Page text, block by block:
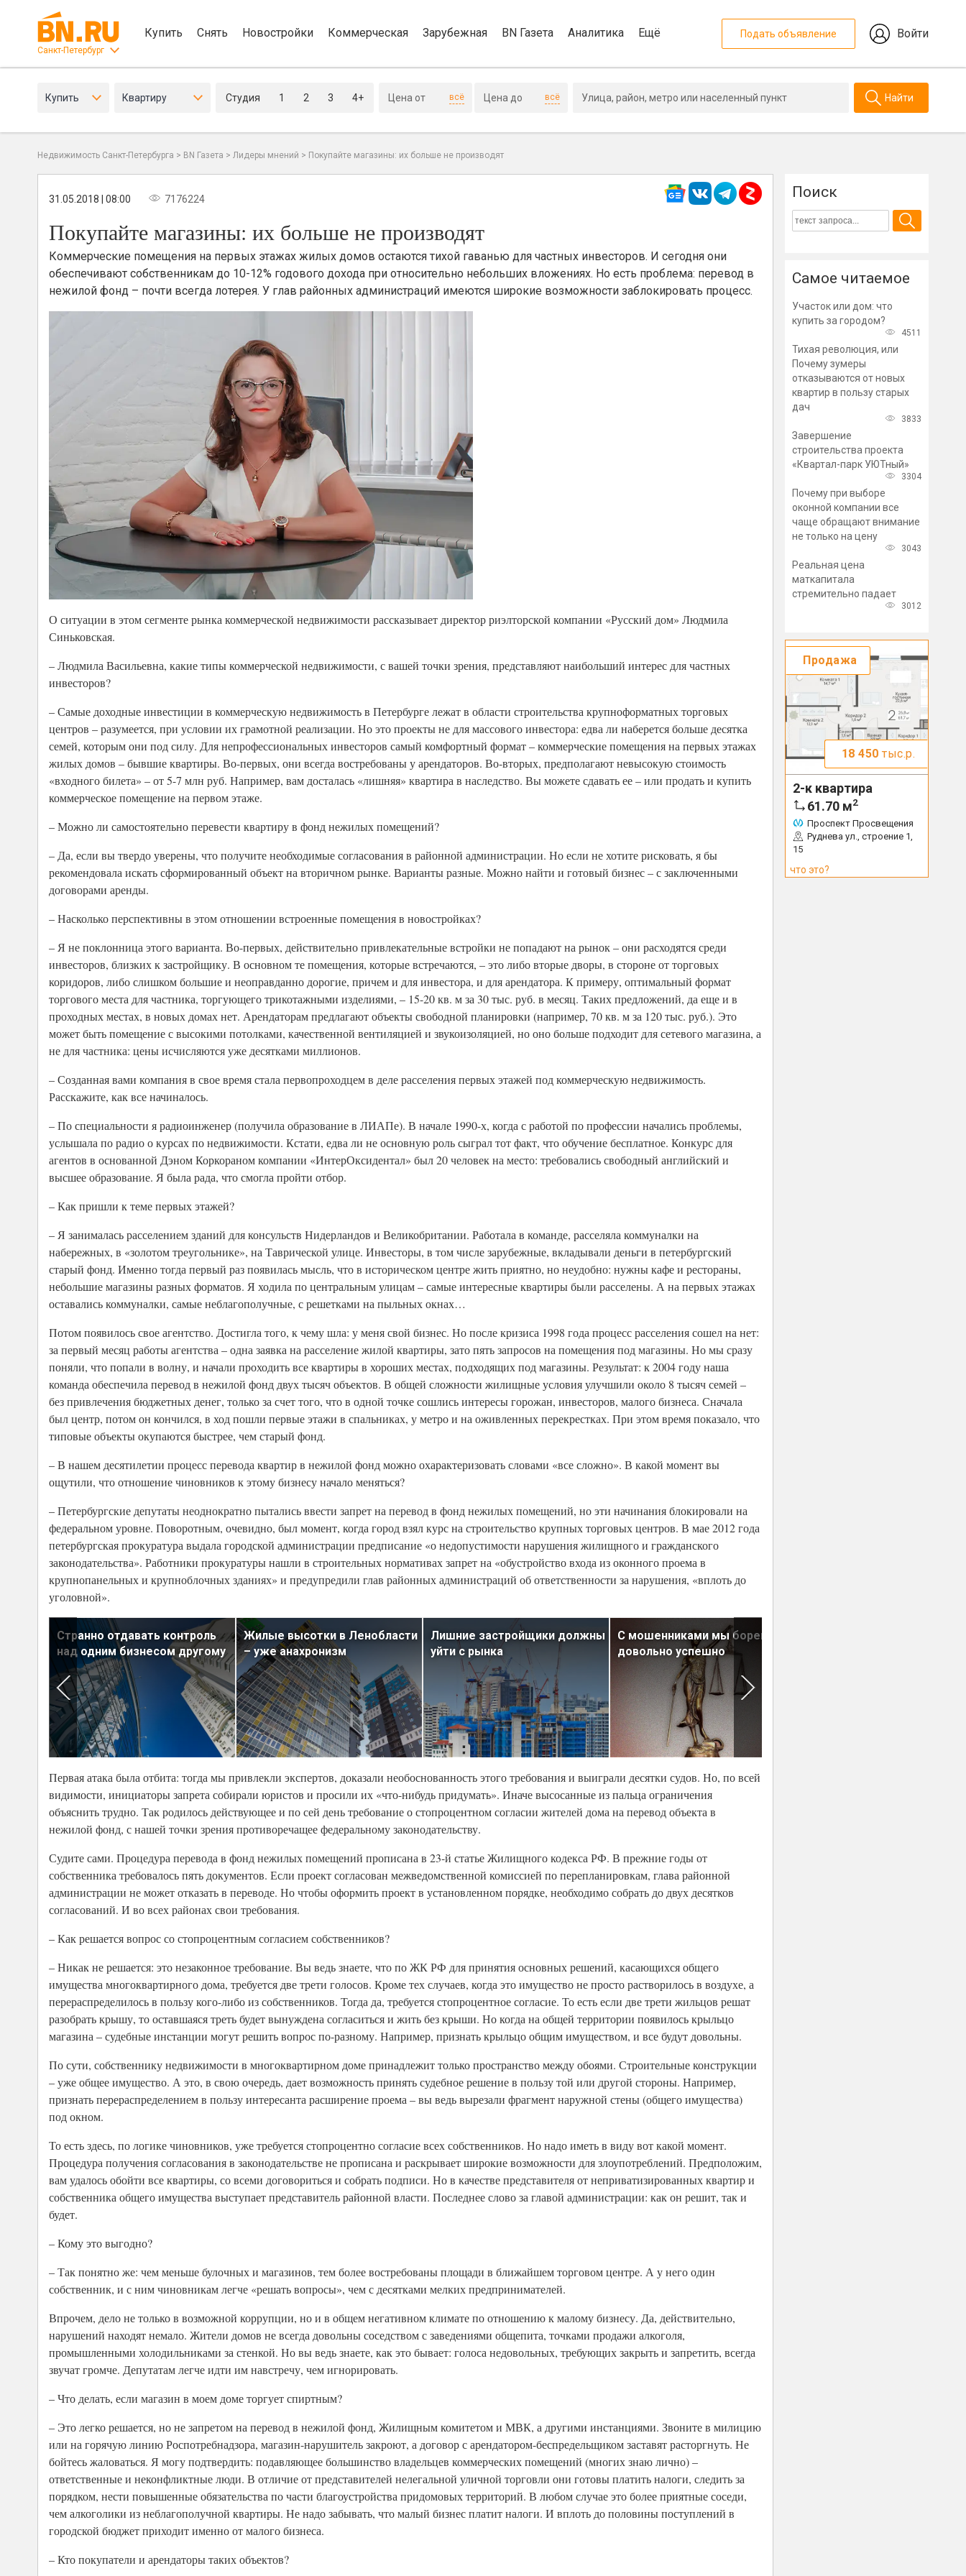
Санкт-Петербург
Купить Снять Новостройки Коммерческая Зарубежная BN Газета Аналитика Ещё Подать объявление Войти
Купить Квартиру Студия 1 2 3 4+ всё всё Найти
Недвижимость Санкт-Петербурга > BN Газета > Лидеры мнений > Покупайте магазины: их больше не производят
31.05.2018 | 08:00 7176224
Покупайте магазины: их больше не производят
Коммерческие помещения на первых этажах жилых домов остаются тихой гаванью для частных инвесторов. И сегодня они
обеспечивают собственникам до 10-12% годового дохода при относительно небольших вложениях. Но есть проблема: перевод в
нежилой фонд – почти всегда лотерея. У глав районных администраций имеются широкие возможности заблокировать процесс.
О ситуации в этом сегменте рынка коммерческой недвижимости рассказывает директор риэлторской компании «Русский дом» Людмила
Синьковская.
– Людмила Васильевна, какие типы коммерческой недвижимости, с вашей точки зрения, представляют наибольший интерес для частных
инвесторов?
– Самые доходные инвестиции в коммерческую недвижимость в Петербурге лежат в области строительства крупноформатных торговых
центров – разумеется, при условии их грамотной реализации. Но это проекты не для массового инвестора: едва ли наберется больше десятка
семей, которым они под силу. Для непрофессиональных инвесторов самый комфортный формат – коммерческие помещения на первых этажах
жилых домов – бывшие квартиры. Во-первых, они всегда востребованы у арендаторов. Во-вторых, предполагают невысокую стоимость
«входного билета» – от 5-7 млн руб. Например, вам досталась «лишняя» квартира в наследство. Вы можете сдавать ее – или продать и купить
коммерческое помещение на первом этаже.
– Можно ли самостоятельно перевести квартиру в фонд нежилых помещений?
– Да, если вы твердо уверены, что получите необходимые согласования в районной администрации. Но если не хотите рисковать, я бы
рекомендовала искать сформированный объект на вторичном рынке. Варианты разные. Можно найти и готовый бизнес – с заключенными
договорами аренды.
– Насколько перспективны в этом отношении встроенные помещения в новостройках?
– Я не поклонница этого варианта. Во-первых, действительно привлекательные встройки не попадают на рынок – они расходятся среди
инвесторов, близких к застройщику. В основном те помещения, которые встречаются, – это либо вторые дворы, в стороне от торговых
коридоров, либо слишком большие и неоправданно дорогие, причем и для инвестора, и для арендатора. К примеру, оптимальный формат
торгового места для частника, торгующего трикотажными изделиями, – 15-20 кв. м за 30 тыс. руб. в месяц. Таких предложений, да еще и в
проходных местах, в новых домах нет. Арендаторам предлагают объекты свободной планировки (например, 70 кв. м за 120 тыс. руб.). Это
может быть помещение с высокими потолками, качественной вентиляцией и звукоизоляцией, но оно больше подходит для сетевого магазина, а
не для частника: цены исчисляются уже десятками миллионов.
– Созданная вами компания в свое время стала первопроходцем в деле расселения первых этажей под коммерческую недвижимость.
Расскажите, как все начиналось.
– По специальности я радиоинженер (получила образование в ЛИАПе). В начале 1990-х, когда с работой по профессии начались проблемы,
услышала по радио о курсах по недвижимости. Кстати, едва ли не основную роль сыграл тот факт, что обучение бесплатное. Конкурс для
агентов в основанной Дэном Коркораном компании «ИнтерОксидентал» был 20 человек на место: требовались свободный английский и
высшее образование. Я была рада, что смогла пройти отбор.
– Как пришли к теме первых этажей?
– Я занималась расселением зданий для консульств Нидерландов и Великобритании. Работала в команде, расселяла коммуналки на
набережных, в «золотом треугольнике», на Таврической улице. Инвесторы, в том числе зарубежные, вкладывали деньги в петербургский
старый фонд. Именно тогда первый раз появилась мысль, что в историческом центре жить приятно, но неудобно: нужны кафе и рестораны,
небольшие магазины разных форматов. Я ходила по центральным улицам – самые интересные квартиры были расселены. А на первых этажах
оставались коммуналки, самые неблагополучные, с решетками на пыльных окнах…
Потом появилось свое агентство. Достигла того, к чему шла: у меня свой бизнес. Но после кризиса 1998 года процесс расселения сошел на нет:
за первый месяц работы агентства – одна заявка на расселение жилой квартиры, зато пять запросов на помещения под магазины. Но мы сразу
поняли, что попали в волну, и начали проходить все квартиры в хороших местах, подходящих под магазины. Результат: к 2004 году наша
команда обеспечила перевод в нежилой фонд двух тысяч объектов. В общей сложности жилищные условия улучшили около 8 тысяч семей –
без привлечения бюджетных денег, только за счет того, что в одной точке сошлись интересы горожан, инвесторов, малого бизнеса. Сначала
был центр, потом он кончился, в ход пошли первые этажи в спальниках, у метро и на оживленных перекрестках. При этом время показало, что
типовые объекты окупаются быстрее, чем старый фонд.
– В нашем десятилетии процесс перевода квартир в нежилой фонд можно охарактеризовать словами «все сложно». В какой момент вы
ощутили, что отношение чиновников к этому бизнесу начало меняться?
– Петербургские депутаты неоднократно пытались ввести запрет на перевод в фонд нежилых помещений, но эти начинания блокировали на
федеральном уровне. Поворотным, очевидно, был момент, когда город взял курс на строительство крупных торговых центров. В мае 2012 года
петербургская прокуратура выдала городской администрации предписание «о недопустимости нарушения жилищного и гражданского
законодательства». Работники прокуратуры нашли в строительных нормативах запрет на «обустройство входа из оконного проема в
крупнопанельных и крупноблочных зданиях» и предупредили глав районных администраций об ответственности за нарушения, «вплоть до
уголовной».
Странно отдавать контроль
над одним бизнесом другому
Жилые высотки в Ленобласти
– уже анахронизм
Лишние застройщики должны
уйти с рынка
С мошенниками мы боремся
довольно успешно
Первая атака была отбита: тогда мы привлекли экспертов, доказали необоснованность этого требования и выиграли десятки судов. Но, по всей
видимости, инициаторы запрета собирали юристов и просили их «что-нибудь придумать». Иначе высосанные из пальца ограничения
объяснить трудно. Так родилось действующее и по сей день требование о стопроцентном согласии жителей дома на перевод объекта в
нежилой фонд, с нашей точки зрения противоречащее федеральному законодательству.
Судите сами. Процедура перевода в фонд нежилых помещений прописана в 23-й статье Жилищного кодекса РФ. В прежние годы от
собственника требовалось пять документов. Если проект согласован межведомственной комиссией по перепланировкам, глава районной
администрации не может отказать в переводе. Но чтобы оформить проект в установленном порядке, необходимо собрать до двух десятков
согласований. И во всех районах свои требования.
– Как решается вопрос со стопроцентным согласием собственников?
– Никак не решается: это незаконное требование. Вы ведь знаете, что по ЖК РФ для принятия основных решений, касающихся общего
имущества многоквартирного дома, требуется две трети голосов. Кроме тех случаев, когда это имущество не просто растворилось в воздухе, а
перераспределилось в пользу кого-либо из собственников. Тогда да, требуется стопроцентное согласие. То есть если две трети жильцов решат
разобрать крышу, то оставшаяся треть будет вынуждена согласиться и жить без крыши. Но когда на общей территории появилось крыльцо
магазина – судебные инстанции могут решить вопрос по-разному. Например, признать крыльцо общим имуществом, и все будут довольны.
По сути, собственнику недвижимости в многоквартирном доме принадлежит только пространство между обоями. Строительные конструкции
– уже общее имущество. А это, в свою очередь, дает возможность принять судебное решение в пользу той или другой стороны. Например,
признать перераспределением в пользу интересанта расширение проема – вы ведь вырезали фрагмент наружной стены (общего имущества)
под окном.
То есть здесь, по логике чиновников, уже требуется стопроцентно согласие всех собственников. Но надо иметь в виду вот какой момент.
Процедура получения согласования в законодательстве не прописана и раскрывает широкие возможности для злоупотреблений. Предположим,
вам удалось обойти все квартиры, со всеми договориться и собрать подписи. Но в качестве представителя от неприватизированных квартир и
собственника общего имущества выступает представитель районной власти. Последнее слово за главой администрации: как он решит, так и
будет.
– Кому это выгодно?
– Так понятно же: чем меньше булочных и магазинов, тем более востребованы площади в ближайшем торговом центре. А у него один
собственник, и с ним чиновникам легче «решать вопросы», чем с десятками мелких предпринимателей.
Впрочем, дело не только в возможной коррупции, но и в общем негативном климате по отношению к малому бизнесу. Да, действительно,
нарушений находят немало. Жители домов не всегда довольны соседством с заведениями общепита, точками продажи алкоголя,
промышленными холодильниками за стенкой. Но вы ведь знаете, как это бывает: голоса недовольных, требующих закрыть и запретить, всегда
звучат громче. Депутатам легче идти им навстречу, чем игнорировать.
– Что делать, если магазин в моем доме торгует спиртным?
– Это легко решается, но не запретом на перевод в нежилой фонд, Жилищным комитетом и МВК, а другими инстанциями. Звоните в милицию
или на горячую линию Роспотребнадзора, магазин-нарушитель закроют, а договор с арендатором-беспредельщиком заставят расторгнуть. Не
бойтесь жаловаться. Я могу подтвердить: подавляющее большинство владельцев коммерческих помещений (многих знаю лично) –
ответственные и неконфликтные люди. В отличие от представителей нелегальной уличной торговли они готовы платить налоги, следить за
порядком, нести повышенные обязательства по части благоустройства придомовых территорий. В любом случае это более приятные соседи,
чем алкоголики из неблагополучной квартиры. Не надо забывать, что малый бизнес платит налоги. И вплоть до половины поступлений в
городской бюджет приходит именно от малого бизнеса.
– Кто покупатели и арендаторы таких объектов?
Поиск
Самое читаемое
Участок или дом: что
купить за городом?
4511
Тихая революция, или
Почему зумеры
отказываются от новых
квартир в пользу старых
дач
3833
Завершение
строительства проекта
«Квартал-парк УЮТный»
3304
Почему при выборе
оконной компании все
чаще обращают внимание
не только на цену
3043
Реальная цена
маткапитала
стремительно падает
3012
Продажа
18 450 тыс.р.
2-к квартира
61.70 м2
Проспект Просвещения
Руднева ул., строение 1,
15
что это?